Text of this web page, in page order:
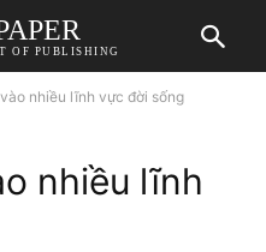
OF PUBLISHING
nhiều lĩnh vực đời sống
nhiều lĩnh